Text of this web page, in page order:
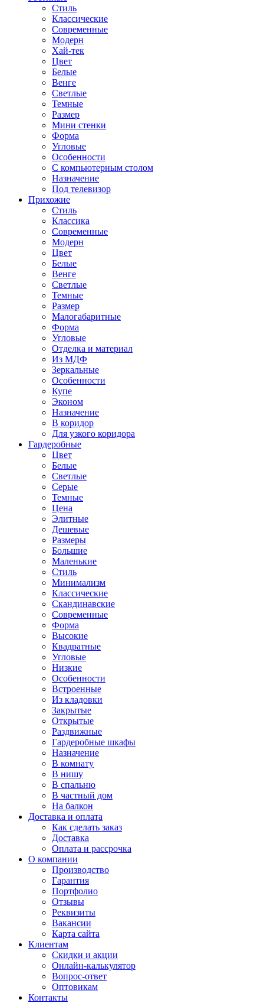
Стиль
Классические
Современные
Модерн
Хай-тек
Цвет
Белые
Венге
Светлые
Темные
Размер
Мини стенки
Форма
Угловые
Особенности
С компьютерным столом
Назначение
Под телевизор
Прихожие
Стиль
Классика
Современные
Модерн
Цвет
Белые
Венге
Светлые
Темные
Размер
Малогабаритные
Форма
Угловые
Отделка и материал
Из МДФ
Зеркальные
Особенности
Купе
Эконом
Назначение
В коридор
Для узкого коридора
Гардеробные
Цвет
Белые
Светлые
Серые
Темные
Цена
Элитные
Дешевые
Размеры
Большие
Маленькие
Стиль
Минимализм
Классические
Скандинавские
Современные
Форма
Высокие
Квадратные
Угловые
Низкие
Особенности
Встроенные
Из кладовки
Закрытые
Открытые
Раздвижные
Гардеробные шкафы
Назначение
В комнату
В нишу
В спальню
В частный дом
На балкон
Доставка и оплата
Как сделать заказ
Доставка
Оплата и рассрочка
О компании
Производство
Гарантия
Портфолио
Отзывы
Реквизиты
Вакансии
Карта сайта
Клиентам
Скидки и акции
Онлайн-калькулятор
Вопрос-ответ
Оптовикам
Контакты